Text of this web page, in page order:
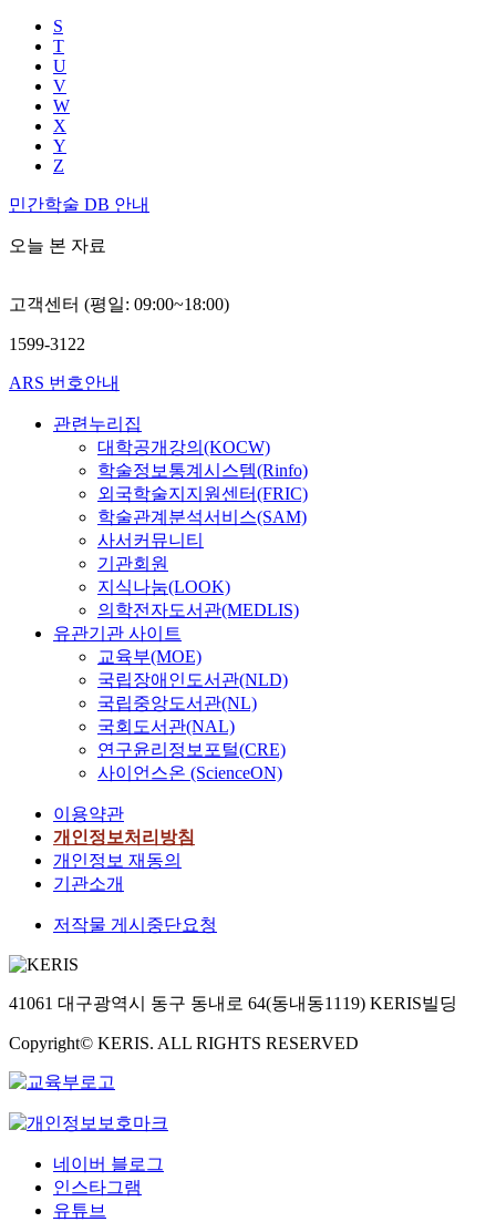
S
T
U
V
W
X
Y
Z
민간학술 DB 안내
오늘 본 자료
고객센터 (평일: 09:00~18:00)
1599-3122
ARS 번호안내
관련누리집
대학공개강의(KOCW)
학술정보통계시스템(Rinfo)
외국학술지지원센터(FRIC)
학술관계분석서비스(SAM)
사서커뮤니티
기관회원
지식나눔(LOOK)
의학전자도서관(MEDLIS)
유관기관 사이트
교육부(MOE)
국립장애인도서관(NLD)
국립중앙도서관(NL)
국회도서관(NAL)
연구윤리정보포털(CRE)
사이언스온 (ScienceON)
이용약관
개인정보처리방침
개인정보 재동의
기관소개
저작물 게시중단요청
41061 대구광역시 동구 동내로 64(동내동1119) KERIS빌딩
Copyright© KERIS. ALL RIGHTS RESERVED
네이버 블로그
인스타그램
유튜브